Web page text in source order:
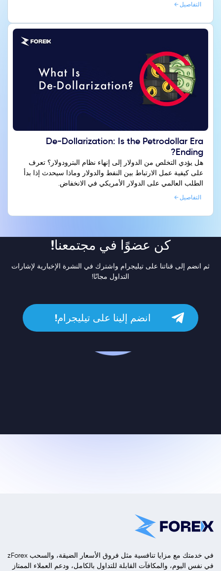
التفاصيل
De-Dollarization: Is the Petrodollar Era
Ending?
هل يؤدي التخلص من الدولار إلى إنهاء نظام البترودولار؟ تعرف
على كيفية عمل الارتباط بين النفط والدولار وماذا سيحدث إذا بدأ
الطلب العالمي على الدولار الأمريكي في الانخفاض.
التفاصيل
كن عضوًا في مجتمعنا!
ثم انضم إلى قناتنا على تيليجرام واشترك في النشرة الإخبارية لإشارات
التداول مجانًا!
انضم إلينا على تيليجرام!
zForex في خدمتك مع مزايا تنافسية مثل فروق الأسعار الضيقة، والسحب
في نفس اليوم، والمكافآت القابلة للتداول بالكامل، ودعم العملاء الممتاز